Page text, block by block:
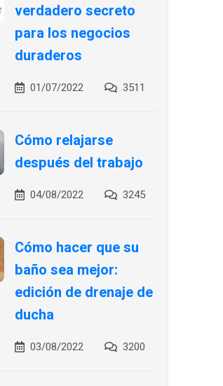
verdadero secreto
para los negocios
duraderos
01/07/2022 3511
Cómo relajarse
después del trabajo
04/08/2022 3245
Cómo hacer que su
baño sea mejor:
edición de drenaje de
ducha
03/08/2022 3200